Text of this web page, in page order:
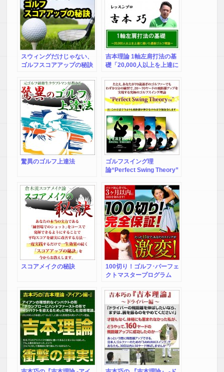
スウィングだけじゃない、
ゴルフスコアアップの秘訣
吉本理論 1軸左肩打法の基
礎「20,000人以上を上達に
驚異のゴルフ上達法
ゴルフスイング理
論“Perfect Swing Theory”
スコアメイクの秘訣
100切り！ゴルフ･パーフェ
クトマスタープログラム